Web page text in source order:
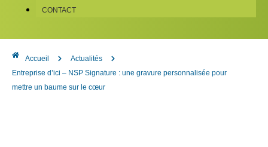
CONTACT
Accueil
Actualités
Entreprise d’ici – NSP Signature : une gravure personnalisée pour
mettre un baume sur le cœur